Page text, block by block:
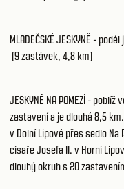
MLADEČSKÉ JESKYNĚ - podél
(9 zastávek, 4,8 km)
JESKYNĚ NA POMEZÍ - poblíž
zastavení a je dlouhá 8,5
v Dolní Lipové přes sedlo
císaře Josefa II. v Horní
dlouhý okruh s 20